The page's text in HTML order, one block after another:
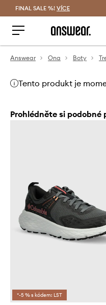
FINAL SALE %! VÍCE
Answear Ona Boty
Tento produkt je
Prohlédněte si podobné
*-5 % s kódem: LST